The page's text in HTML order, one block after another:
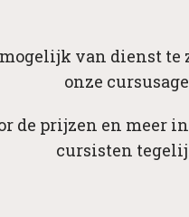
mogelijk van dienst
onze
de prijzen en meer
cursisten